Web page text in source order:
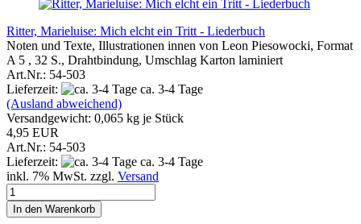
Ritter, Marieluise: Mich elcht ein Tritt - Liederbuch
Noten und Texte, Illustrationen innen von Leon Piesowocki, Format
A 5 , 32 S., Drahtbindung, Umschlag Karton laminiert
Art.Nr.: 54-503
Lieferzeit:
ca. 3-4 Tage
(Ausland abweichend)
Versandgewicht: 0,065 kg je Stück
4,95 EUR
Art.Nr.: 54-503
Lieferzeit:
ca. 3-4 Tage
inkl. 7% MwSt. zzgl. Versand
In den Warenkorb